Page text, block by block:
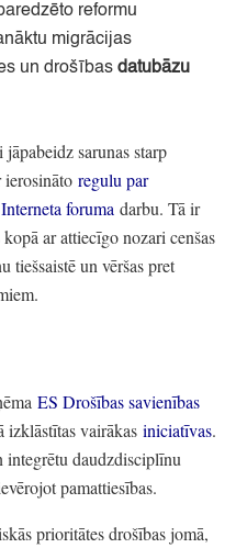
reformu
migrācijas
un drošībasdatubāzu
jāpabeidz sarunas starp
ierosināto regulu par
foruma darbu. Tā ir
ar attiecīgo nozari cenšas
tiešsaistē un vēršas pret
ES Drošības savienības
izklāstītas vairākas iniciatīvas.
daudzdisciplīnu
pamattiesības.
prioritātes drošības jomā,